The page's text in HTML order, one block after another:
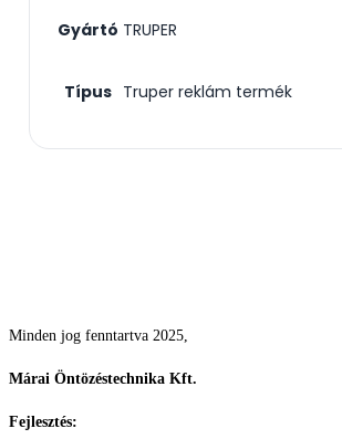
Gyártó TRUPER
Típus Truper reklám termék
Minden jog fenntartva 2025,
Márai Öntözéstechnika Kft.
Fejlesztés: